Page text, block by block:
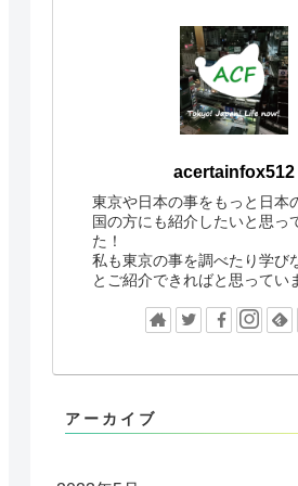
acertainfox512
東京や日本の事をもっと日本
国の方にも紹介したいと思っ
た！
私も東京の事を調べたり学び
とご紹介できればと思ってい
アーカイブ